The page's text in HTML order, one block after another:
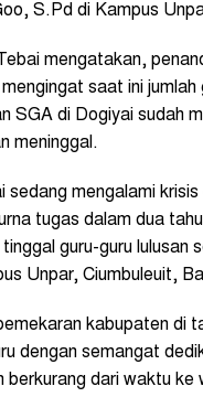
S.Pd di Kampus
mengatakan,
saat ini
SGA di Dogiyai sudah
meninggal.
sedang mengalami
tugas dalam dua
guru-guru lulusan
Unpar, Ciumbuleuit,
kabupaten di
dengan semangat
berkurang dari waktu